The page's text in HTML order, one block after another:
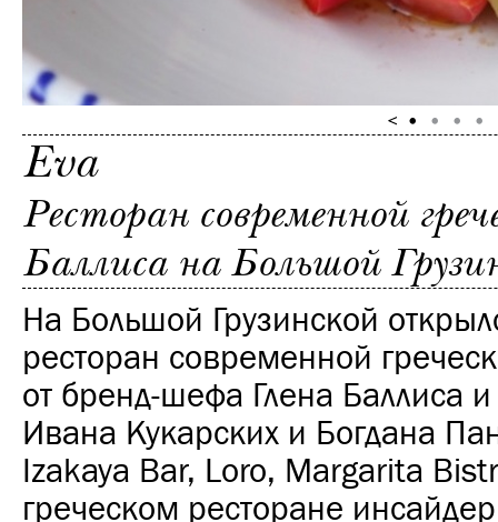
Eva
Ресторан современной
Баллиса на Большой
На Большой Грузинской
ресторан современной
от бренд-шефа Глена Баллиса
Ивана Кукарских и Богдана
Izakaya Bar, Loro, Margarita
греческом ресторане